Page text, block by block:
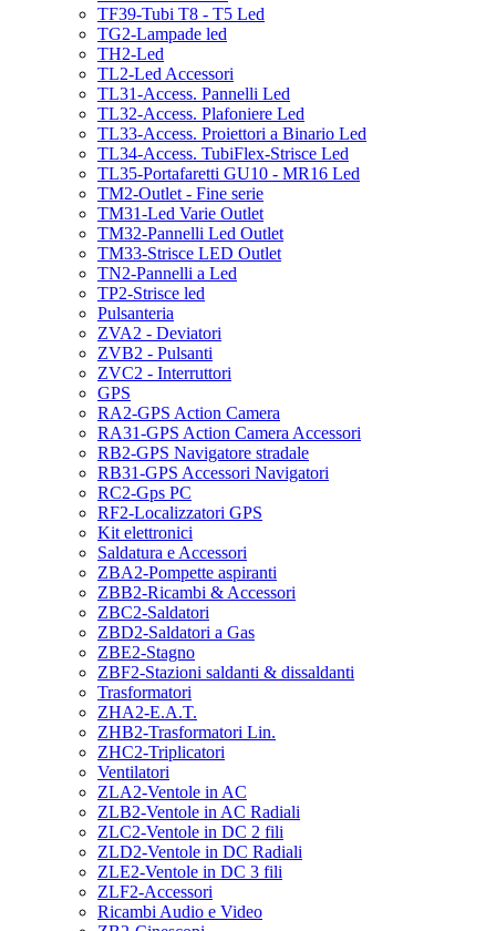
TF39-Tubi T8 - T5 Led
TG2-Lampade led
TH2-Led
TL2-Led Accessori
TL31-Access. Pannelli Led
TL32-Access. Plafoniere Led
TL33-Access. Proiettori a Binario Led
TL34-Access. TubiFlex-Strisce Led
TL35-Portafaretti GU10 - MR16 Led
TM2-Outlet - Fine serie
TM31-Led Varie Outlet
TM32-Pannelli Led Outlet
TM33-Strisce LED Outlet
TN2-Pannelli a Led
TP2-Strisce led
Pulsanteria
ZVA2 - Deviatori
ZVB2 - Pulsanti
ZVC2 - Interruttori
GPS
RA2-GPS Action Camera
RA31-GPS Action Camera Accessori
RB2-GPS Navigatore stradale
RB31-GPS Accessori Navigatori
RC2-Gps PC
RF2-Localizzatori GPS
Kit elettronici
Saldatura e Accessori
ZBA2-Pompette aspiranti
ZBB2-Ricambi & Accessori
ZBC2-Saldatori
ZBD2-Saldatori a Gas
ZBE2-Stagno
ZBF2-Stazioni saldanti & dissaldanti
Trasformatori
ZHA2-E.A.T.
ZHB2-Trasformatori Lin.
ZHC2-Triplicatori
Ventilatori
ZLA2-Ventole in AC
ZLB2-Ventole in AC Radiali
ZLC2-Ventole in DC 2 fili
ZLD2-Ventole in DC Radiali
ZLE2-Ventole in DC 3 fili
ZLF2-Accessori
Ricambi Audio e Video